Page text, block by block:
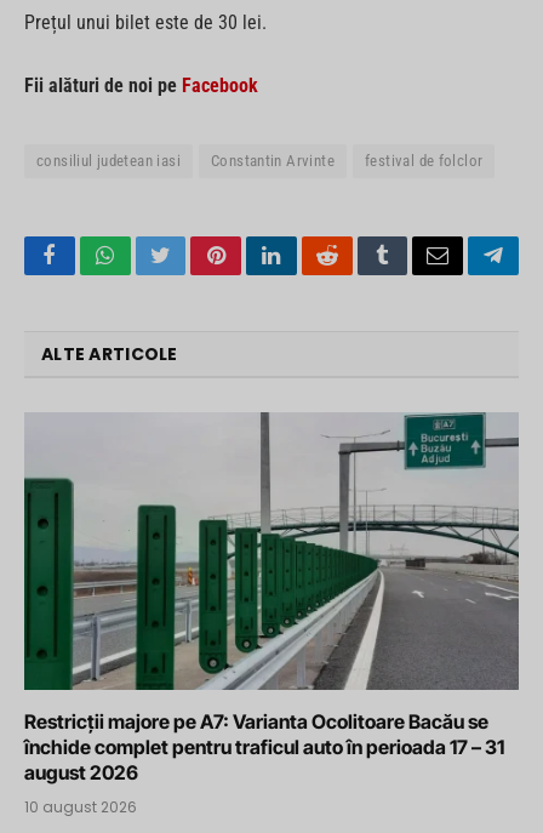
Prețul unui bilet este de 30 lei.
Fii alături de noi pe Facebook
consiliul judetean iasi Constantin Arvinte festival de folclor
FacebookWhatsApp
TwitterPinterestLinkedInRedditTumblrEmail
ALTE ARTICOLE
Restricții majore pe A7: Varianta Ocolitoare Bacău se
închide complet pentru traficul auto în perioada 17 – 31
august 2026
10 august 2026